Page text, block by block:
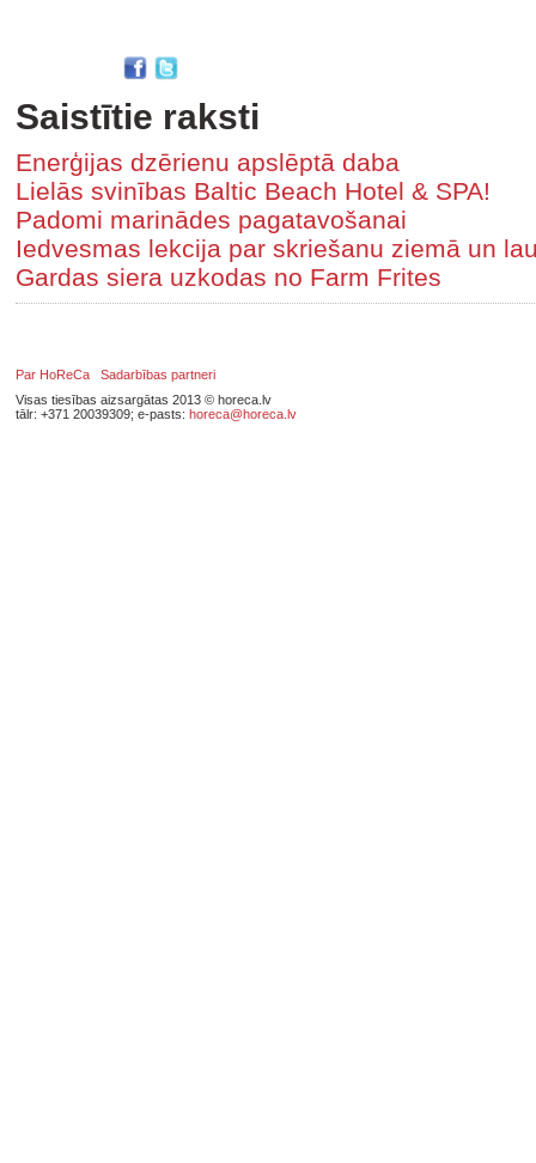
Saistītie raksti
Enerģijas dzērienu apslēptā daba
Lielās svinības Baltic Beach Hotel & SPA!
Padomi marinādes pagatavošanai
Iedvesmas lekcija par skriešanu ziemā un
Gardas siera uzkodas no Farm Frites
Par HoReCa
Sadarbības partneri
Visas tiesības aizsargātas 2013 © horeca.lv
tālr: +371 20039309; e-pasts: horeca@horeca.lv